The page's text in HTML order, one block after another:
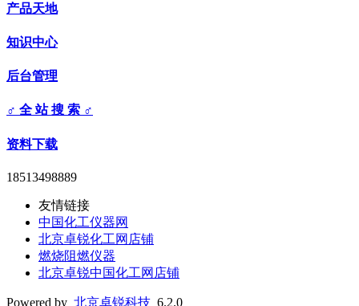
产品天地
知识中心
后台管理
♂ 全 站 搜 索 ♂
资料下载
18513498889
友情链接
中国化工仪器网
北京卓锐化工网店铺
燃烧阻燃仪器
北京卓锐中国化工网店铺
Powered by 北京卓锐科技 6.2.0